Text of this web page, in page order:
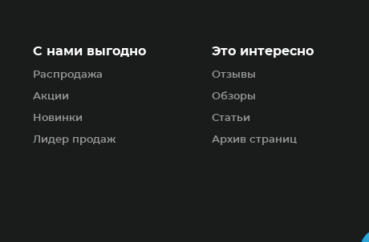
С нами выгодно
Распродажа
Акции
Новинки
Лидер продаж
Это интересно
Отзывы
Обзоры
Статьи
Архив страниц